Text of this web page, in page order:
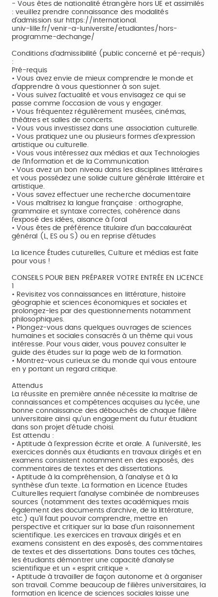
- Vous êtes de nationalité étrangère hors UE et assimilés
: veuillez prendre connaissance des modalités
d’admission sur https://international.
univ-lille.fr/venir-a-luniversite/etudiantes/hors-
programme-dechange/
Conditions d'admissibilité (public concerné et pé-requis)
:
Pré-requis
• Vous avez envie de mieux comprendre le monde et
d’apprendre à vous questionner à son sujet.
• Vous suivez l’actualité et vous envisagez ce qui se
passe comme l’occasion de vous y engager.
• Vous fréquentez régulièrement musées, cinémas,
théâtres et salles de concerts.
• Vous vous investissez dans une association culturelle.
• Vous pratiquez une ou plusieurs formes d’expression
artistique ou culturelle.
• Vous vous intéressez aux médias et aux Technologies
de l’Information et de la Communication
• Vous avez un bon niveau dans les disciplines littéraires
et vous possédez une solide culture générale littéraire et
artistique.
• Vous savez effectuer une recherche documentaire
• Vous maîtrisez la langue française : orthographe,
grammaire et syntaxe correctes, cohérence dans
l’exposé des idées, aisance à l’oral
• Vous êtes de préférence titulaire d’un baccalauréat
général (L, ES ou S) ou en reprise d’études
La licence Études cuturelles, Culture et médias est faite
pour vous !
CONSEILS POUR BIEN PRÉPARER VOTRE ENTRÉE EN LICENCE
• Revisitez vos connaissances en littérature, histoire
géographie et sciences économiques et sociales et
prolongez-les par des questionnements notamment
philosophiques.
• Plongez-vous dans quelques ouvrages de sciences
humaines et sociales consacrés à un thème qui vous
intéresse. Pour vous aider, vous pouvez consulter le
guide des études sur la page web de la formation.
• Montrez-vous curieux.se du monde qui vous entoure
en y portant un regard critique.
Attendus
La réussite en première année nécessite la maîtrise de
connaissances et compétences acquises au lycée, une
bonne connaissance des débouchés de chaque filière
universitaire ainsi qu'un engagement du futur étudiant
dans son projet d'étude choisi.
Est attendu :
• Aptitude à l'expression écrite et orale. A l'université, les
exercices donnés aux étudiants en travaux dirigés et en
examens consistent notamment en des exposés, des
commentaires de textes et des dissertations.
• Aptitude à la compréhension, à l'analyse et à la
synthèse d'un texte. La formation en Licence Etudes
Culturelles requiert l'analyse combinée de nombreuses
sources (notamment des textes académiques mais
également des documents d'archive, de la littérature,
etc.) qu'il faut pouvoir comprendre, mettre en
perspective et critiquer sur la base d'un raisonnement
scientifique. Les exercices en travaux dirigés et en
examens consistent en des exposés, des commentaires
de textes et des dissertations. Dans toutes ces tâches,
les étudiants démontrer une capacité d'analyse
scientifique et un « esprit critique ».
• Aptitude à travailler de façon autonome et à organiser
son travail. Comme beaucoup de filières universitaires, la
formation en licence de sciences sociales laisse une